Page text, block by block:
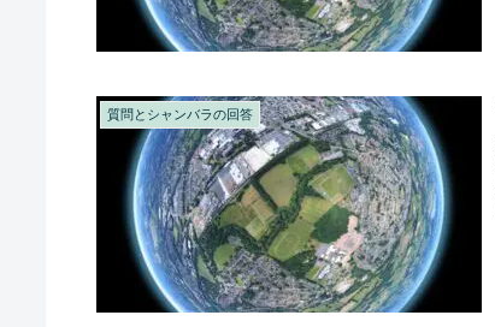
質問とシャンバラの回答